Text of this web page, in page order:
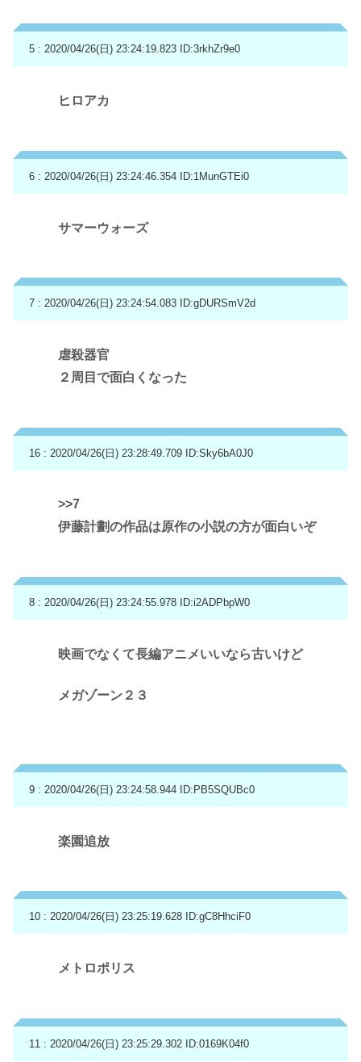
5 : 2020/04/26(日) 23:24:19.823 ID:3rkhZr9e0
ヒロアカ
6 : 2020/04/26(日) 23:24:46.354 ID:1MunGTEi0
サマーウォーズ
7 : 2020/04/26(日) 23:24:54.083 ID:gDURSmV2d
虐殺器官
２周目で面白くなった
16 : 2020/04/26(日) 23:28:49.709 ID:Sky6bA0J0
>>7
伊藤計劃の作品は原作の小説の方が面白いぞ
8 : 2020/04/26(日) 23:24:55.978 ID:i2ADPbpW0
映画でなくて長編アニメいいなら古いけど
メガゾーン２３
9 : 2020/04/26(日) 23:24:58.944 ID:PB5SQUBc0
楽園追放
10 : 2020/04/26(日) 23:25:19.628 ID:gC8HhciF0
メトロポリス
11 : 2020/04/26(日) 23:25:29.302 ID:0169K04f0